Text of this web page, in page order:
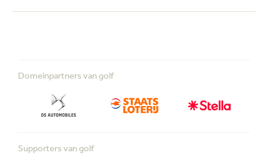
Domeinpartners van golf
Supporters van golf